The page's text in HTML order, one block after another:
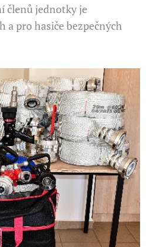
členů jednotky je
a pro hasiče bezpečných